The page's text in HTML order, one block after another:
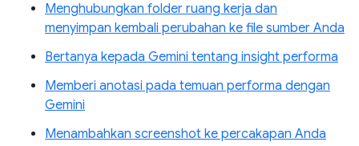
Menghubungkan folder ruang kerja dan
menyimpan kembali perubahan ke file sumber Anda
Bertanya kepada Gemini tentang insight performa
Memberi anotasi pada temuan performa dengan
Gemini
Menambahkan screenshot ke percakapan Anda